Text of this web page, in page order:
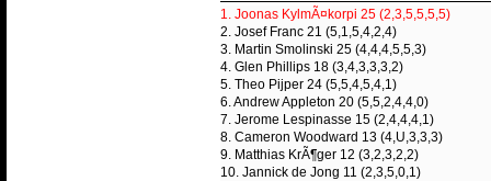
1. Joonas KylmÃ¤korpi 25 (2,3,5,5,5,5)
2. Josef Franc 21 (5,1,5,4,2,4)
3. Martin Smolinski 25 (4,4,4,5,5,3)
4. Glen Phillips 18 (3,4,3,3,3,2)
5. Theo Pijper 24 (5,5,4,5,4,1)
6. Andrew Appleton 20 (5,5,2,4,4,0)
7. Jerome Lespinasse 15 (2,4,4,4,1)
8. Cameron Woodward 13 (4,U,3,3,3)
9. Matthias KrÃ¶ger 12 (3,2,3,2,2)
10. Jannick de Jong 11 (2,3,5,0,1)